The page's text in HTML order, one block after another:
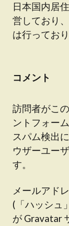
日本国内居
営しており
は行っており
コメント
訪問者がこ
ントフォー
スパム検出
ウザーユー
す。
メールアド
(「ハッシュ
が Gravatar